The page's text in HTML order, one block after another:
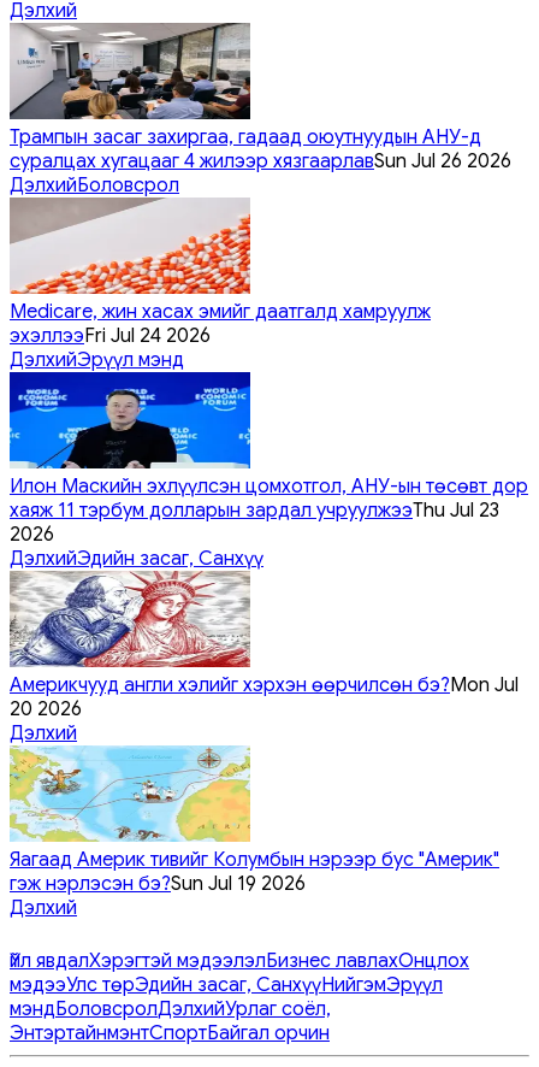
Дэлхий
Трампын засаг захиргаа, гадаад оюутнуудын АНУ-д
суралцах хугацааг 4 жилээр хязгаарлавSun Jul 26 2026
ДэлхийБоловсрол
Medicare, жин хасах эмийг даатгалд хамруулж
эхэллээFri Jul 24 2026
ДэлхийЭрүүл мэнд
Илон Маскийн эхлүүлсэн цомхотгол, АНУ-ын төсөвт дор
хаяж 11 тэрбум долларын зардал учруулжээThu Jul 23
2026
ДэлхийЭдийн засаг, Санхүү
Америкчууд англи хэлийг хэрхэн өөрчилсөн бэ?Mon Jul
20 2026
Дэлхий
Яагаад Америк тивийг Колумбын нэрээр бус "Америк"
гэж нэрлэсэн бэ?Sun Jul 19 2026
Дэлхий
Үйл явдалХэрэгтэй мэдээлэлБизнес лавлахОнцлох
мэдээУлс төрЭдийн засаг, СанхүүНийгэмЭрүүл
мэндБоловсролДэлхийУрлаг соёл,
ЭнтэртайнмэнтСпортБайгал орчин